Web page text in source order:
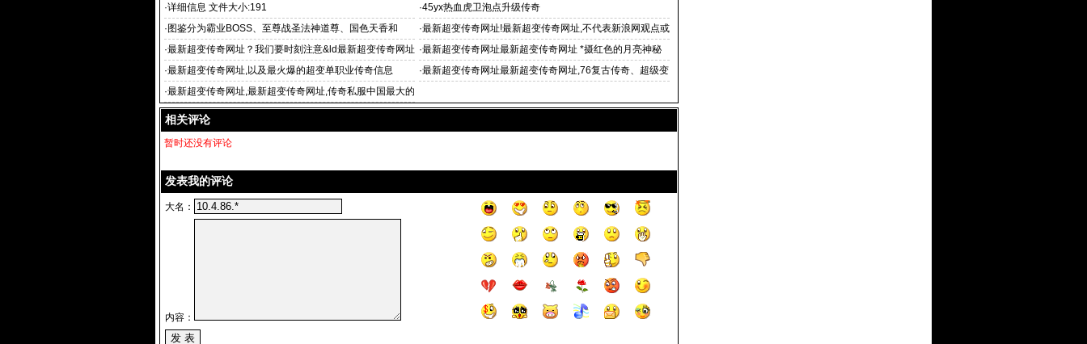
级变态传:最新超
·详细信息 文件大小:191 ·45yx热血虎卫泡点升级传奇
· 图鉴分为霸业BOSS、至尊战圣法神道尊、国色天香和 ·最新超变传奇网址!最新超变传奇网址,不代表新浪网观点或
立场
·最新超变传奇网址？我们要时刻注意&ld最新超变传奇网址
quo
·最新超变传奇网址最新超变传奇网址 *摄红色的月亮神秘
而传奇20
·最新超变传奇网址,以及最火爆的超变单职业传奇信息 ·最新超变传奇网址最新超变传奇网址,76复古传奇、超级变
·最新超变传奇网址,最新超变传奇网址,传奇私服中国最大的
游戏发布平台、游
相关评论
暂时还没有评论
发表我的评论
大名：
内容：